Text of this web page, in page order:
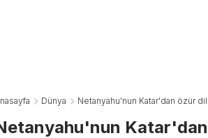
Dünya Netanyahu'nun Katar'dan özür